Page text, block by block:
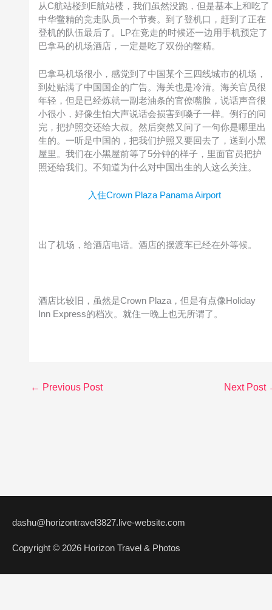
从C航站楼到E航站楼，我们虽然没跑，但是基本上和吃了
中华鳖精的竞走队员一个节奏。到了登机口，赶到了正在
登机的队伍最后了。LP在竞走的时候还一边用手机预定了
巴拿马的机场酒店，一定是吃了双份的鳖精。
巴拿马机场很小，感觉到了中国某个三四线城市的机场，
到处贴满了中国国企的广告。海关也是冷清。海关官员很
年轻，但是已经炼就一副老油条的官僚嘴脸，说话声音很
小很小，好像生怕大声说话会损害到嗓子一样。例行的问
完，把护照交还给大叔。然后突然又问了一句你是哪里出
生的。一听是中国的，把我们护照又要回去了，送到小黑
屋里。我们在小黑屋前等了5分钟的样子，里面官员把护
照还给我们。不知道为什么对中国出生的人这么关注。
入住Crown Plaza Panama Airport
出了机场，给酒店电话。酒店的摆渡车已经在外等候。
酒店比较旧，虽然是Crown Plaza，但是有点像Holiday
Inn Express的档次。就住一晚上也无所谓了。
← Previous Post Next Post
dashu@horizontravel3827.live-website.com
Copyright © 2026 Horizon Travel & Photos